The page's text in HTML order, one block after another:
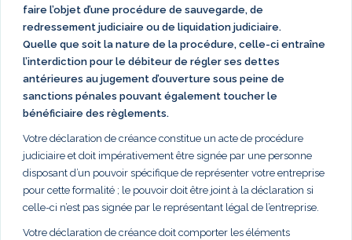
faire l’objet d’une procédure de sauvegarde, de
redressement judiciaire ou de liquidation judiciaire.
Quelle que soit la nature de la procédure, celle-ci entraîne
l’interdiction pour le débiteur de régler ses dettes
antérieures au jugement d’ouverture sous peine de
sanctions pénales pouvant également toucher le
bénéficiaire des règlements.
Votre déclaration de créance constitue un acte de procédure
judiciaire et doit impérativement être signée par une personne
disposant d’un pouvoir spécifique de représenter votre entreprise
pour cette formalité ; le pouvoir doit être joint à la déclaration si
celle-ci n’est pas signée par le représentant légal de l’entreprise.
Votre déclaration de créance doit comporter les éléments